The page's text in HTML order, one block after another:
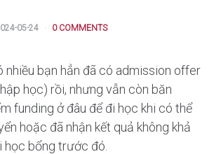
05-24 0 COMMENTS
nhiều bạn hẳn đã có admission offer
học) rồi, nhưng vẫn còn băn
funding ở đâu để đi học khi có thể
hoặc đã nhận kết quả không khả
học bổng trước đó.